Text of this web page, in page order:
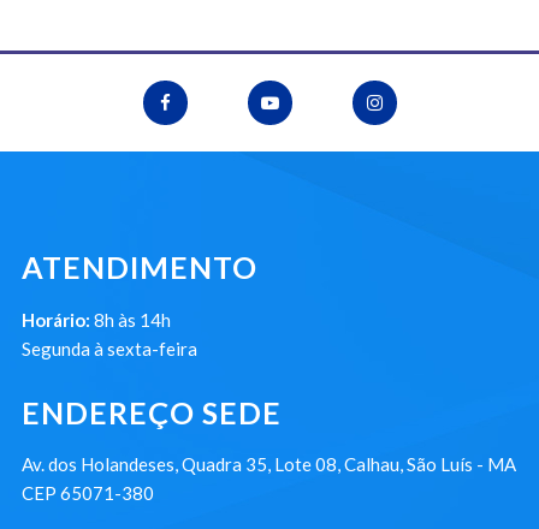
ATENDIMENTO
Horário: 8h às 14h
Segunda à sexta-feira
ENDEREÇO SEDE
Av. dos Holandeses, Quadra 35, Lote 08, Calhau, São Luís - MA
CEP 65071-380